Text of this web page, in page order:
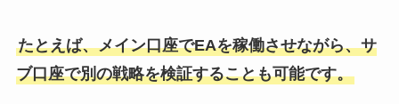
たとえば、メイン口座でEAを稼働させながら、サ
ブ口座で別の戦略を検証することも可能です。